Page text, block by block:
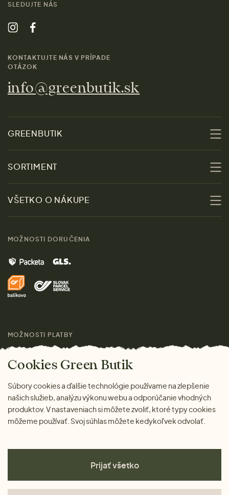
SLEDUJTE NÁS
KONTAKTUJTE NÁS V PRÍPADE
OTÁZOK
info@greenbutik.sk
GREENBUTIK
Udržateľnosť
Kontakt
Značky
Pre médiá
SORTIMENT
Zľavy
Ženy
Muži
Darčeky
VŠETKO O NÁKUPE
Doprava a platba
MOŽNOSTI DORUČENIA
MOŽNOSTI PLATBY
Cookies Green Butik
Súbory cookies a ďalšie technológie používame na zlepšenie
našich služieb, analýzu výkonu webu a odporúčanie vhodných
produktov. V nastaveniach si môžete zvoliť, ktoré typy cookies
môžeme používať. Svoj súhlas môžete kedykoľvek odvolať.
Prijať všetko